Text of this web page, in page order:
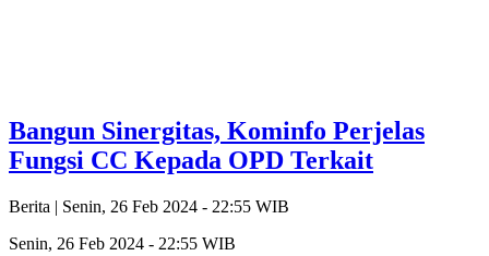
Bangun Sinergitas, Kominfo Perjelas
Fungsi CC Kepada OPD Terkait
Berita | Senin, 26 Feb 2024 - 22:55 WIB
Senin, 26 Feb 2024 - 22:55 WIB